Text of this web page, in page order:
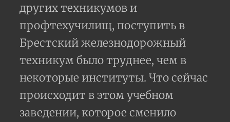
других техникумов и
профтехучилищ, поступить в
Брестский железнодорожный
техникум было труднее, чем в
некоторые институты. Что сейчас
происходит в этом учебном
заведении, которое сменило